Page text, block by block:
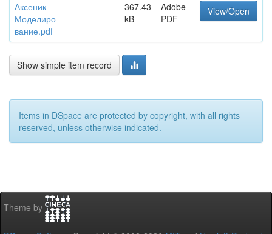
Аксеник_
Моделиро
вание.pdf
367.43
kB
Adobe
PDF
View/Open
Show simple item record
Items in DSpace are protected by copyright, with all rights
reserved, unless otherwise indicated.
Theme by